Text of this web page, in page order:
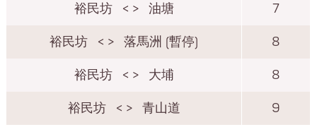
裕民坊 < > 油塘 7
裕民坊 < > 落馬洲 (暫停) 8
裕民坊 < > 大埔 8
裕民坊 < > 青山道 9